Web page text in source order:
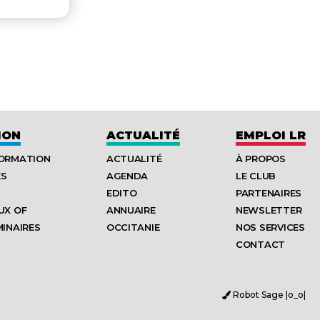
OF
ACTUALITÉ
ACTUALITÉ
AGENDA
EDITO
ANNUAIRE
OCCITANIE
EMPLOI LR
À PROPOS
LE CLUB
PARTENAIRES
NEWSLETTER
NOS SERVICES
CONTACT
Robot Sage |o_o|